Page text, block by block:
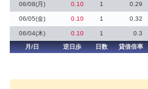
06/08(月) 0.10 1 0.29
06/05(金) 0.10 1 0.32
06/04(木) 0.10 1 0.3
月/日
逆日歩 日数 貸借倍率